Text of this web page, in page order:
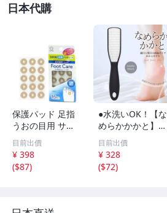
日本代購
保護パッド 足指
うおの目用 サー
クルタイプ １５
枚入
目前出價
¥ 398
($87)
●水洗いOK！【な
めらかかかと】
《マットブラッ
ク》/ 角質取り 除
去 足裏 フットケ
ア かかと磨き か
目前出價
¥ 328
($72)